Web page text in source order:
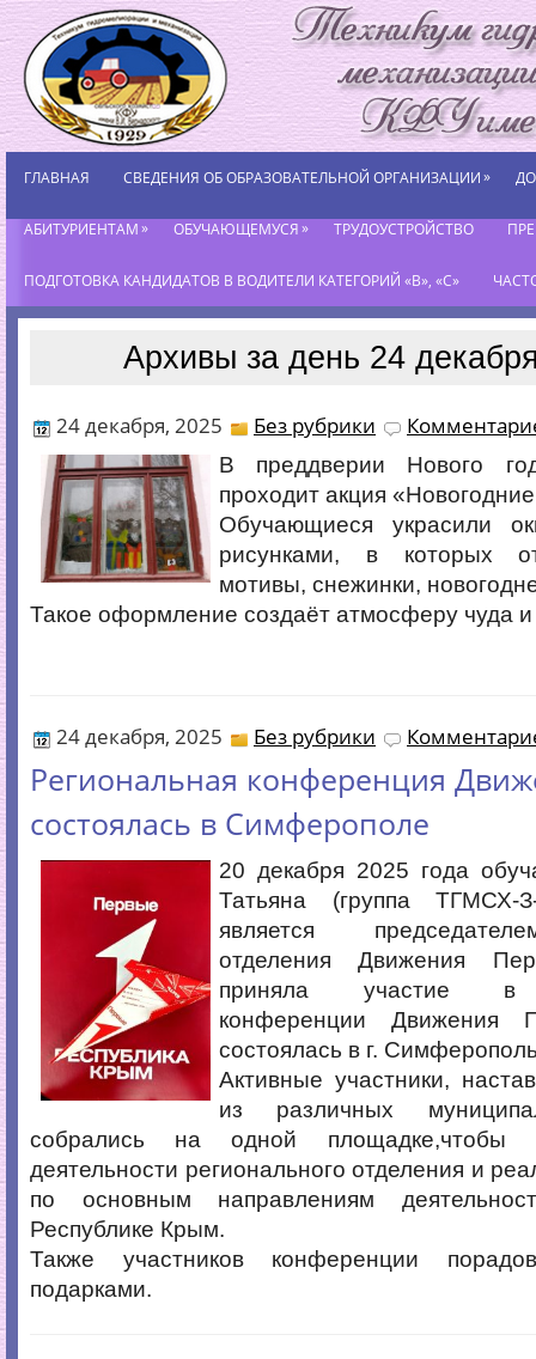
ГЛАВНАЯ СВЕДЕНИЯ ОБ ОБРАЗОВАТЕЛЬНОЙ ОРГАНИЗАЦИИ»
АБИТУРИЕНТАМ» ОБУЧАЮЩЕМУСЯ» ТРУДОУСТРОЙСТВО
ПОДГОТОВКА КАНДИДАТОВ В ВОДИТЕЛИ КАТЕГОРИЙ «В», «С»
Архивы за день 24
24 декабря, 2025 Без рубрики
В преддверии Нового
проходит акция
Обучающиеся украсили
рисунками, в которых
мотивы, снежинки,
Такое оформление создаёт атмосферу чуда
24 декабря, 2025 Без рубрики
Региональная конференция
состоялась в Симферополе
20 декабря 2025 года
Татьяна (группа ТГМСХ-
является
отделения Движения
приняла участие в
конференции Движения
состоялась в г.
Активные участники,
из различных
собрались на одной площадке,чтобы
деятельности регионального отделения и
по основным направлениям
Республике Крым.
Также участников конференции
подарками.